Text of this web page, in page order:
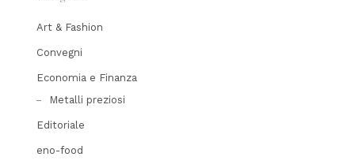
Art & Fashion
Convegni
Economia e Finanza
Metalli preziosi
Editoriale
eno-food